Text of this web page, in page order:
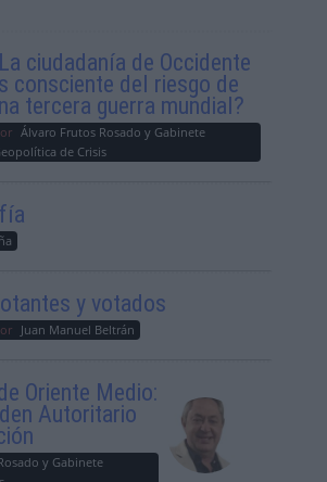
ciudadanía de Occidente
consciente del riesgo de
tercera guerra mundial?
Álvaro Frutos Rosado y Gabinete
de Crisis
y votados
Juan Manuel Beltrán
Oriente Medio:
Autoritario
y Gabinete